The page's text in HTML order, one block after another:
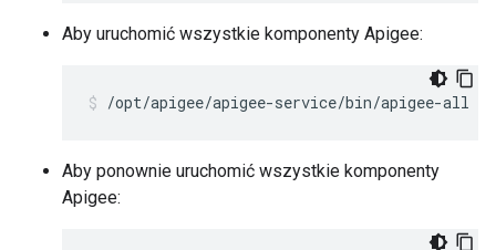
Aby uruchomić wszystkie komponenty Apigee:
/opt/apigee/apigee-service/bin/apigee-all
Aby ponownie uruchomić wszystkie komponenty
Apigee: